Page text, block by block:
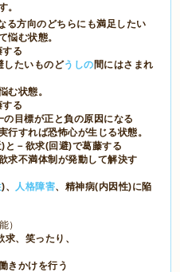
。
る方向のどちらにも満足したい
悩む状態。
する
したいものどうしの間にはさまれ
む状態。
する
の目標が正と負の原因になる
すれば恐怖心が生じる状態。
) と－欲求(回避)で葛藤する
求不満体制 が発動して解決す
)、 人格障害、精神病(内因性)に陥
）
、笑ったり、
きかけを行う